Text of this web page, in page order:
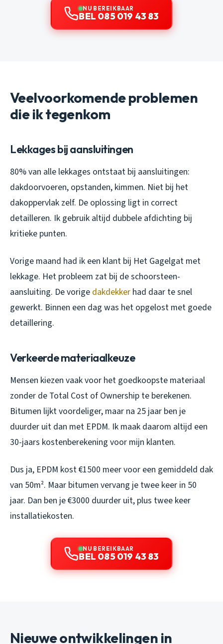
NU BEREIKBAAR
BEL 085 019 43 83
Veelvoorkomende problemen
die ik tegenkom
Lekkages bij aansluitingen
80% van alle lekkages ontstaat bij aansluitingen:
dakdoorvoeren, opstanden, kimmen. Niet bij het
dakoppervlak zelf. De oplossing ligt in correct
detailleren. Ik gebruik altijd dubbele afdichting bij
kritieke punten.
Vorige maand had ik een klant bij Het Gagelgat met
lekkage. Het probleem zat bij de schoorsteen-
aansluiting. De vorige dakdekker had daar te snel
gewerkt. Binnen een dag was het opgelost met goede
detaillering.
Verkeerde materiaalkeuze
Mensen kiezen vaak voor het goedkoopste materiaal
zonder de Total Cost of Ownership te berekenen.
Bitumen lijkt voordeliger, maar na 25 jaar ben je
duurder uit dan met EPDM. Ik maak daarom altijd een
30-jaars kostenberekening voor mijn klanten.
Dus ja, EPDM kost €1500 meer voor een gemiddeld dak
van 50m². Maar bitumen vervang je twee keer in 50
jaar. Dan ben je €3000 duurder uit, plus twee keer
installatiekosten.
NU BEREIKBAAR
BEL 085 019 43 83
Nieuwe ontwikkelingen in